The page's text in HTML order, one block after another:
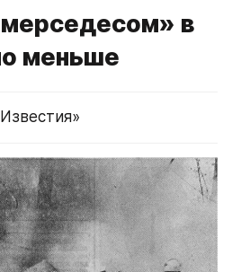
в
меньше